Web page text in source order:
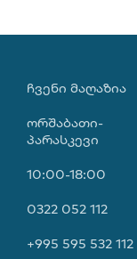
ᲩᲕᲔᲜᲘ ᲛᲐᲦᲐᲖᲘᲐ
ორშაბათი-
პარასკევი
10:00-18:00
0322 052 112
+995 595 532 112